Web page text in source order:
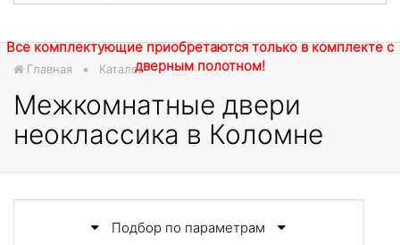
Все комплектующие приобретаются только в комплекте с
дверным полотном!
Главная Каталог
Межкомнатные двери
неоклассика в Коломне
Подбор по параметрам